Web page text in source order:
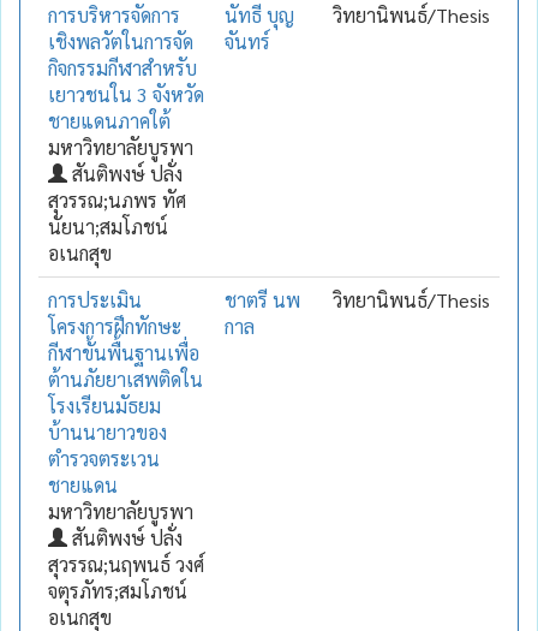
การบริหารจัดการ
เชิงพลวัตในการจัด
กิจกรรมกีฬาสำหรับ
เยาวชนใน 3 จังหวัด
ชายแดนภาคใต้
มหาวิทยาลัยบูรพา
สันติพงษ์ ปลั่ง
สุวรรณ;นภพร ทัศ
นัยนา;สมโภชน์
อเนกสุข
นัทธี บุญ
จันทร์
วิทยานิพนธ์/Thesis
การประเมิน
โครงการฝึกทักษะ
กีฬาขั้นพื้นฐานเพื่อ
ต้านภัยยาเสพติดใน
โรงเรียนมัธยม
บ้านนายาวของ
ตำรวจตระเวน
ชายแดน
มหาวิทยาลัยบูรพา
สันติพงษ์ ปลั่ง
สุวรรณ;นฤพนธ์ วงศ์
จตุรภัทร;สมโภชน์
อเนกสุข
ชาตรี นพ
กาล
วิทยานิพนธ์/Thesis